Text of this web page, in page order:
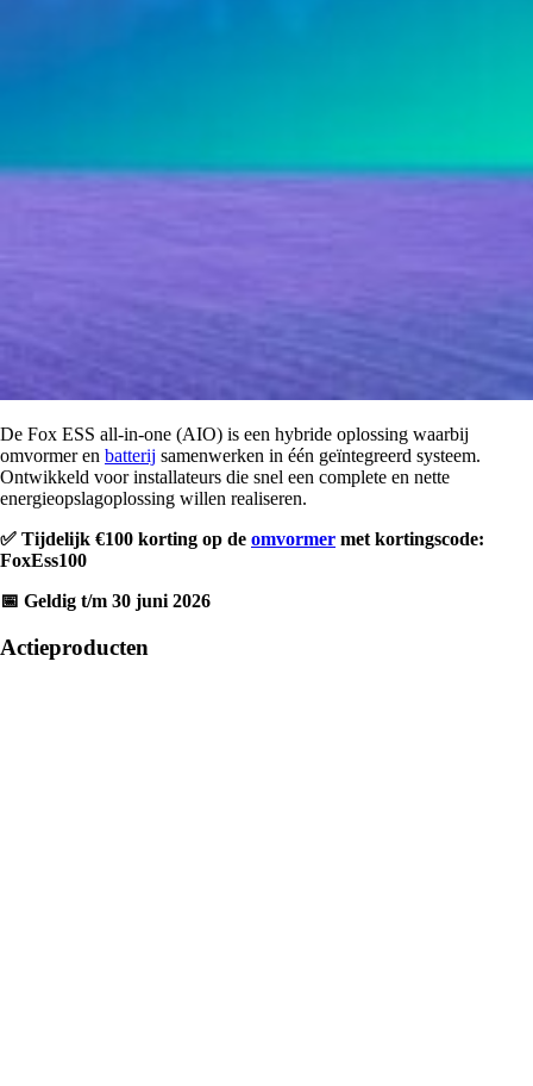
De Fox ESS all-in-one (AIO) is een hybride oplossing waarbij
omvormer en batterij samenwerken in één geïntegreerd systeem.
Ontwikkeld voor installateurs die snel een complete en nette
energieopslagoplossing willen realiseren.
✅ Tijdelijk €100 korting op de omvormer met kortingscode:
FoxEss100
📅 Geldig t/m 30 juni 2026
Actieproducten